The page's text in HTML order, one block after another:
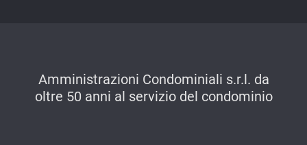
Amministrazioni Condominiali s.r.l. da
oltre 50 anni al servizio del condominio